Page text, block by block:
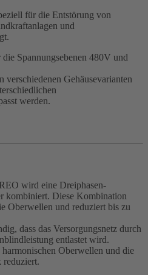
für die Entstörung von
und
Spannungsebenen 480V und
Gehäusevarianten
werden.
wird eine Dreiphasen-
kombiniert. Diese Kombination
Oberwellen und reduziert bis zu
dass das Versorgungsnetz durch
entlastet wird.
Oberwellen und die
reduziert.